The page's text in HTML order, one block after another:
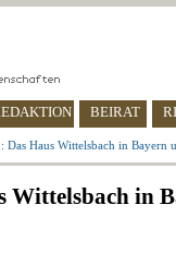
BEIRAT
Das Haus Wittelsbach in Bayern
Wittelsbach in